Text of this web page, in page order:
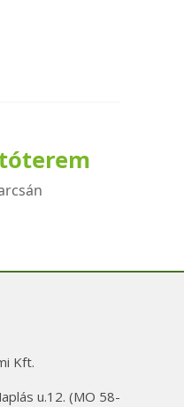
Kft.
u.12. (MO 58-